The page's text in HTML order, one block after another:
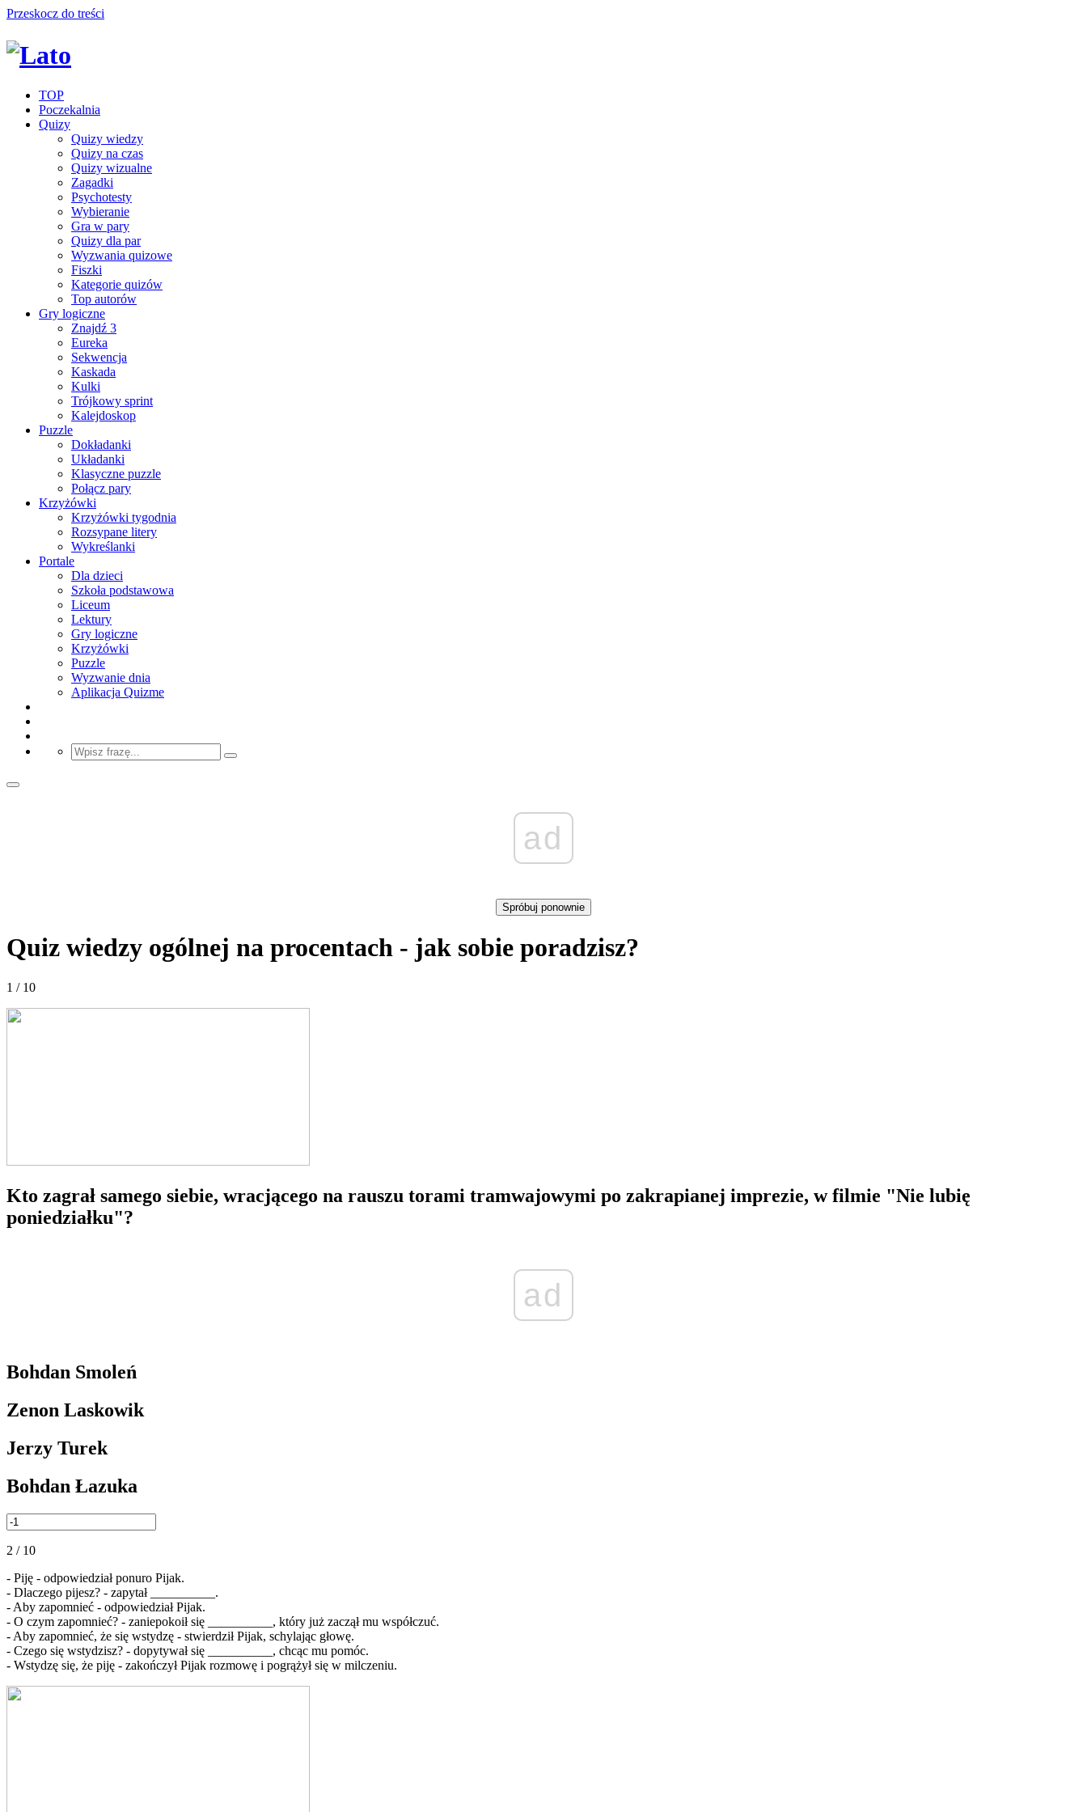
Przeskocz do treści
TOP
Poczekalnia
Quizy
Quizy wiedzy
Quizy na czas
Quizy wizualne
Zagadki
Psychotesty
Wybieranie
Gra w pary
Quizy dla par
Wyzwania quizowe
Fiszki
Kategorie quizów
Top autorów
Gry logiczne
Znajdź 3
Eureka
Sekwencja
Kaskada
Kulki
Trójkowy sprint
Kalejdoskop
Puzzle
Dokładanki
Układanki
Klasyczne puzzle
Połącz pary
Krzyżówki
Krzyżówki tygodnia
Rozsypane litery
Wykreślanki
Portale
Dla dzieci
Szkoła podstawowa
Liceum
Lektury
Gry logiczne
Krzyżówki
Puzzle
Wyzwanie dnia
Aplikacja Quizme
ad
Spróbuj ponownie
Quiz wiedzy ogólnej na procentach - jak sobie poradzisz?
1 / 10
Kto zagrał samego siebie, wracjącego na rauszu torami tramwajowymi po zakrapianej imprezie, w filmie "Nie lubię
poniedziałku"?
ad
Bohdan Smoleń
Zenon Laskowik
Jerzy Turek
Bohdan Łazuka
2 / 10
- Piję - odpowiedział ponuro Pijak.
- Dlaczego pijesz? - zapytał __________.
- Aby zapomnieć - odpowiedział Pijak.
- O czym zapomnieć? - zaniepokoił się __________, który już zaczął mu współczuć.
- Aby zapomnieć, że się wstydzę - stwierdził Pijak, schylając głowę.
- Czego się wstydzisz? - dopytywał się __________, chcąc mu pomóc.
- Wstydzę się, że piję - zakończył Pijak rozmowę i pogrążył się w milczeniu.